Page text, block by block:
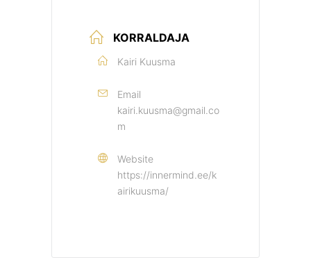
KORRALDAJA
Kairi Kuusma
Email
kairi.kuusma@gmail.co
m
Website
https://innermind.ee/k
airikuusma/